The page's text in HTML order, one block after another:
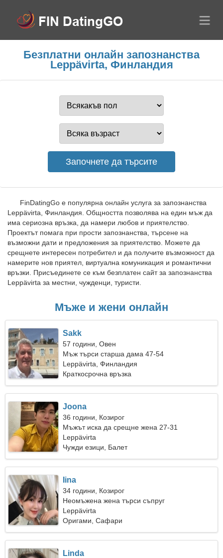
Безплатни онлайн запознанства
Leppävirta, Финландия
FinDatingGo е популярна онлайн услуга за запознанства
Leppävirta, Финландия. Общността позволява на един мъж да
има сериозна връзка, да намери любов и приятелство.
Проектът помага при прости запознанства, търсене на
възможни дати и предложения за приятелство. Можете да
срещнете интересен потребител и да получите възможност да
намерите нов приятел, виртуална комуникация и романтични
връзки. Присъединете се към безплатен сайт за запознанства
Leppävirta за местни, чужденци, туристи.
Мъже и жени онлайн
Sakk
57 години, Овен
Мъж търси старша дама 47-54
Leppävirta, Финландия
Краткосрочна връзка
Joona
36 години, Козирог
Мъжът иска да срещне жена 27-31
Leppävirta
Чужди езици, Балет
Iina
34 години, Козирог
Неомъжена жена търси съпруг
Leppävirta
Оригами, Сафари
Linda